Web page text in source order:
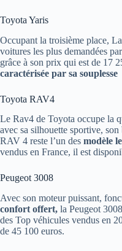
Toyota Yaris
Occupant la troisième place,
voitures les plus demandées
grâce à son prix qui est de 17
caractérisée par sa souplesse
Toyota RAV4
Le Rav4 de Toyota occupe la
avec sa silhouette sportive,
RAV 4 reste l’un des modèle
vendus en France, il est
Peugeot 3008
Avec son moteur puissant,
confort offert, la Peugeot
des Top véhicules vendus en
de 45 100 euros.